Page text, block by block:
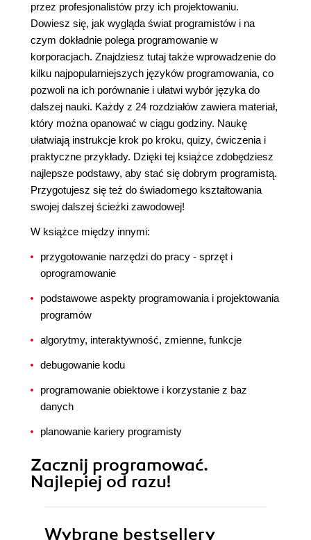
przez profesjonalistów przy ich projektowaniu.
Dowiesz się, jak wygląda świat programistów i na
czym dokładnie polega programowanie w
korporacjach. Znajdziesz tutaj także wprowadzenie do
kilku najpopularniejszych języków programowania, co
pozwoli na ich porównanie i ułatwi wybór języka do
dalszej nauki. Każdy z 24 rozdziałów zawiera materiał,
który można opanować w ciągu godziny. Naukę
ułatwiają instrukcje krok po kroku, quizy, ćwiczenia i
praktyczne przykłady. Dzięki tej książce zdobędziesz
najlepsze podstawy, aby stać się dobrym programistą.
Przygotujesz się też do świadomego kształtowania
swojej dalszej ścieżki zawodowej!
W książce między innymi:
przygotowanie narzędzi do pracy - sprzęt i
oprogramowanie
podstawowe aspekty programowania i projektowania
programów
algorytmy, interaktywność, zmienne, funkcje
debugowanie kodu
programowanie obiektowe i korzystanie z baz
danych
planowanie kariery programisty
Zacznij programować.
Najlepiej od razu!
Wybrane bestsellery